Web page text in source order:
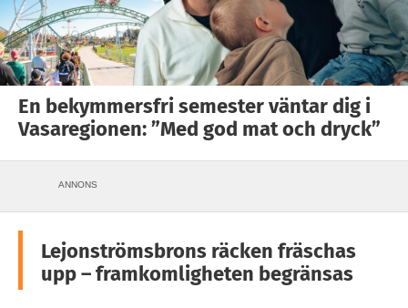
En bekymmersfri semester väntar dig i
Vasaregionen: ”Med god mat och dryck”
ANNONS
Lejonströmsbrons räcken fräschas
upp – framkomligheten begränsas